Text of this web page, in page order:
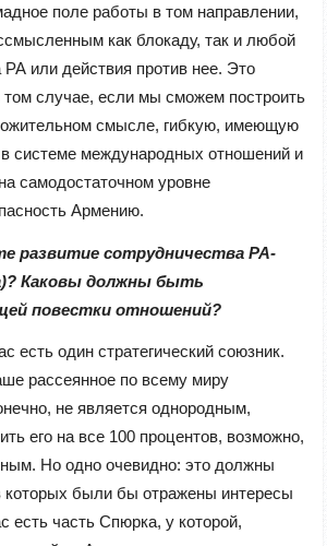
поле работы в том направлении,
как блокаду, так и любой
РА или действия против нее. Это
том случае, если мы сможем построить
смысле, гибкую, имеющую
системе международных отношений и
самодостаточном уровне
Армению.
развитие сотрудничества РА-
Каковы должны быть
повестки отношений?
есть один стратегический союзник.
рассеянное по всему миру
не является однородным,
его на все 100 процентов, возможно,
Но одно очевидно: это должны
которых были бы отражены интересы
есть часть Спюрка, у которой,